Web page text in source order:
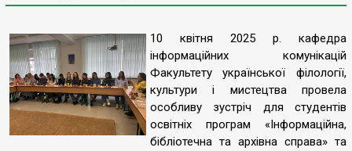
10 квітня 2025 р. кафедра
інформаційних комунікацій
Факультету української філології,
культури і мистецтва провела
особливу зустріч для студентів
освітніх програм «Інформаційна,
бібліотечна та архівна справа» та